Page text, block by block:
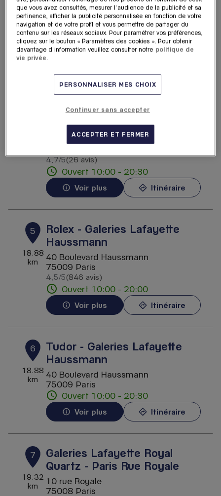
18.88
km
Haussmann
40 Boulevard Haussmann
75009 Paris
4,4/5Note de 4.4 sur 5
(13 avis)
Ouvert 10:00 - 20:30
HO&JO Vintage - Galeries
Lafayette Haussmann
40 Boulevard Haussmann
4,7/5Note de 4.7 sur 5
(26 avis)
Ouvert 10:00 - 20:30
Voir plus Itinéraire
5
18.88
km
Rolex - Galeries Lafayette
Haussmann
40 Boulevard Haussmann
75009 Paris
4,5/5 Note de 4.5 sur 5
(846 avis)
Ouvert 10:00 - 20:00
Voir plus Itinéraire
6
18.88
km
Tudor - Galeries Lafayette
Haussmann
40 Boulevard Haussmann
75009 Paris
Ouvert 10:00 - 20:30
Voir plus Itinéraire
7
19.32
km
Galeries Lafayette Royal
Quartz - Paris Rue Royale
10 rue Royale
75008 Paris
que vous avez consultés, mesurer l'audience de la publicité et sa
pertinence, afficher la publicité personnalisée en fonction de votre
navigation et de votre profil et vous permettre de partager du
contenu sur les réseaux sociaux. Pour paramétrer vos préférences,
cliquez sur le bouton « Paramètres des cookies ». Pour obtenir
davantage d'information veuillez consulter notre politique de
vie privée.
PERSONNALISER MES CHOIX
Continuer sans accepter
ACCEPTER ET FERMER